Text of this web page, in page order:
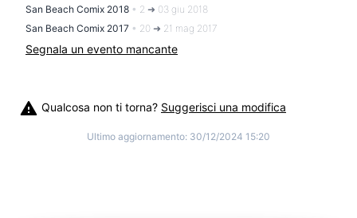
San Beach Comix 2018 • 2 ➜ 03 giu 2018
San Beach Comix 2017 • 20 ➜ 21 mag 2017
Segnala un evento mancante
Qualcosa non ti torna? Suggerisci una modifica
Ultimo aggiornamento: 30/12/2024 15:20